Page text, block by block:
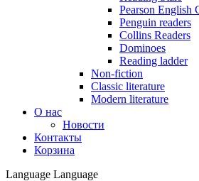
Pearson English
Penguin readers
Collins Readers
Dominoes
Reading ladder
Non-fiction
Classic literature
Modern literature
О нас
Новости
Контакты
Корзина
Language Language